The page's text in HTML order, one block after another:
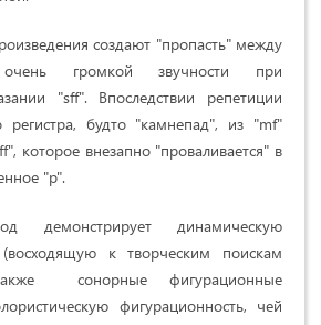
создают "пропасть" между
громкой звучности при
"sff". Впоследствии репетиции
регистра, будто "камнепад", из "mf"
которое внезапно "проваливается" в
"р".
демонстрирует динамическую
(восходящую к творческим поискам
сонорные фигурационные
фигурационность, чей